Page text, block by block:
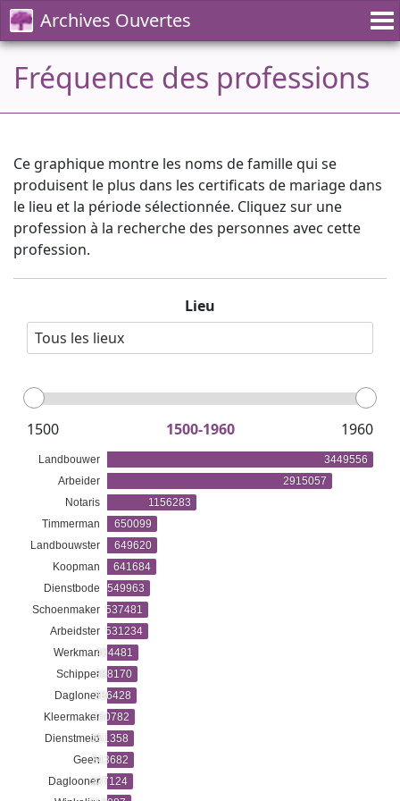
Archives Ouvertes
Fréquence des professions
Ce graphique montre les noms de famille qui se
produisent le plus dans les certificats de mariage dans
le lieu et la période sélectionnée. Cliquez sur une
profession à la recherche des personnes avec cette
profession.
Lieu
Tous les lieux
1500 1960
1500-1960
Landbouwer
3449556
Arbeider
2915057
Notaris
1156283
Timmerman
650099
Landbouwster
649620
Koopman
641684
Dienstbode
549963
Schoenmaker 537481
Arbeidster 531234
Werkman404481
Schipper388170
Dagloner386428
Kleermaker360782
Dienstmeid351358
Geen343682
Daglooner337124